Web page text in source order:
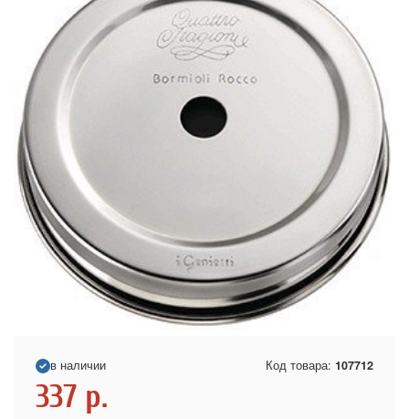
в наличии Код товара: 107712
337 р.